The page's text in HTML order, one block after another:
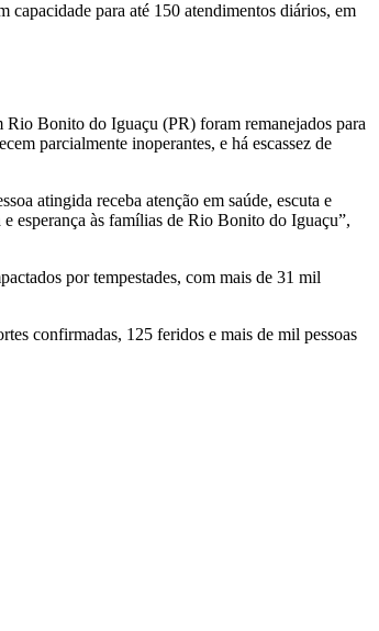
para até 150 atendimentos diários, em
Rio Bonito do Iguaçu (PR) foram remanejados para
parcialmente inoperantes, e há escassez de
atingida receba atenção em saúde, escuta e
esperança às famílias de Rio Bonito do Iguaçu”,
por tempestades, com mais de 31 mil
confirmadas, 125 feridos e mais de mil pessoas